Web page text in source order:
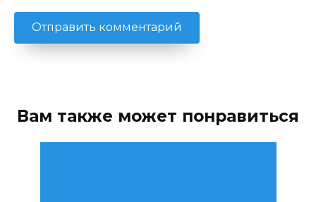
Вам также может понравиться